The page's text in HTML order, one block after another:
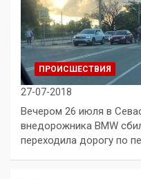
ПРОИСШЕСТВИЯ
27-07-2018
Вечером 26 июля в
внедорожника BMW
переходила дорогу по